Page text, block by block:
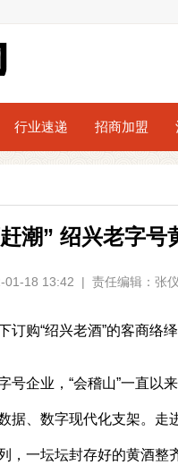
行业速递 招商加盟
潮” 绍兴老字号
01-18 13:42 | 责任编辑：
购“绍兴老酒”的客商络
号企业，“会稽山”一直以
据、数字现代化支架。
，一坛坛封存好的黄酒